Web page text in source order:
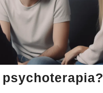
psychoterapia?